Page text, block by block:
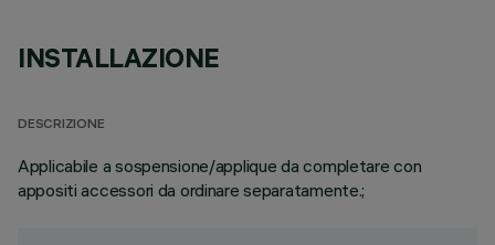
INSTALLAZIONE
DESCRIZIONE
Applicabile a sospensione/applique da completare con
appositi accessori da ordinare separatamente.;